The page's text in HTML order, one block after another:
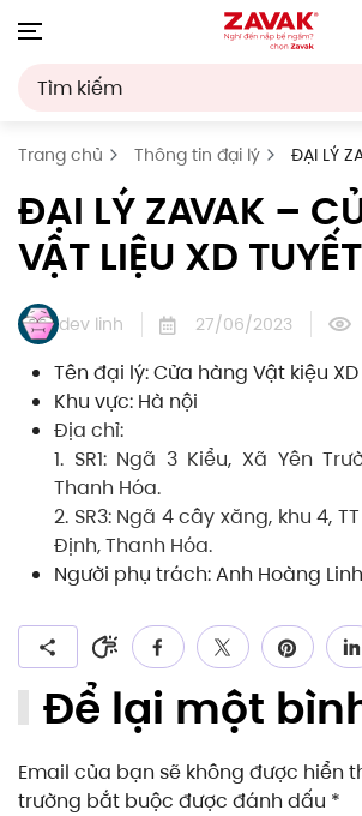
Trang chủ Thông tin đại lý
ĐẠI LÝ
VẬT LIỆU XD TUYẾT HỢP
ĐẠI LÝ ZAVAK –
VẬT LIỆU XD
dev linh 27/06/2023
Tên đại lý: Cửa hàng Vật kiệu
Khu vực: Hà nội
Địa chỉ:
1. SR1: Ngã 3 Kiểu, Xã Yên
Thanh Hóa.
2. SR3: Ngã 4 cây xăng, khu 4,
Định, Thanh Hóa.
Người phụ trách: Anh Hoàng
Để lại một
Email của bạn sẽ không được hiển
trường bắt buộc được đánh dấu *